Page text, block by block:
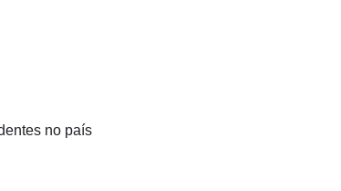
no país